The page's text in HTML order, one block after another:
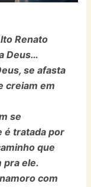
Renato
Deus…
se afasta
creiam em
se
é tratada por
que
pra ele.
com